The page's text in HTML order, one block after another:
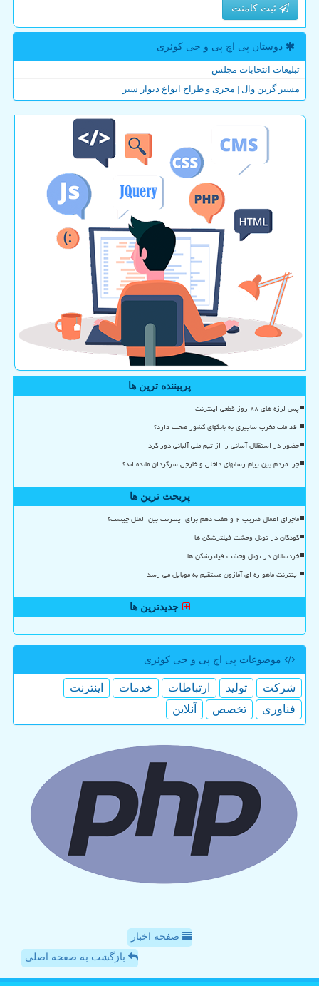
ثبت کامنت
دوستان پی اچ پی و جی كوئری
تبلیغات انتخابات مجلس
مستر گرین وال | مجری و طراح انواع دیوار سبز
پربیننده ترین ها
پس لرزه های ۸۸ روز قطعی اینترنت
اقدامات مخرب سایبری به بانکهای کشور صحت دارد؟
حضور در استقلال آسانی را از تیم ملی آلبانی دور کرد
چرا مردم بین پیام رسانهای داخلی و خارجی سرگردان مانده اند؟
پربحث ترین ها
ماجرای اعمال ضریب ۲ و هفت دهم برای اینترنت بین الملل چیست؟
کودکان در تونل وحشت فیلترشکن ها
خردسالان در تونل وحشت فیلترشکن ها
اینترنت ماهواره ای آمازون مستقیم به موبایل می رسد
جدیدترین ها
موضوعات پی اچ پی و جی كوئری
شركت تولید ارتباطات خدمات
اینترنت
فناوری
تخصص آنلاین
صفحه اخبار
بازگشت به صفحه اصلی